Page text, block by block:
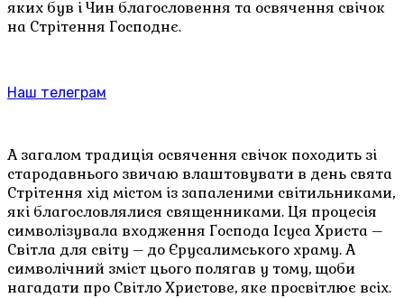
яких був і Чин благословення та освячення свічок
на Стрітення Господнє.
Наш телеграм
А загалом традиція освячення свічок походить зі
стародавнього звичаю влаштовувати в день свята
Стрітення хід містом із запаленими світильниками,
які благословлялися священниками. Ця процесія
символізувала входження Господа Ісуса Христа –
Світла для світу – до Єрусалимського храму. А
символічний зміст цього полягав у тому, щоби
нагадати про Світло Христове, яке просвітлює всіх.